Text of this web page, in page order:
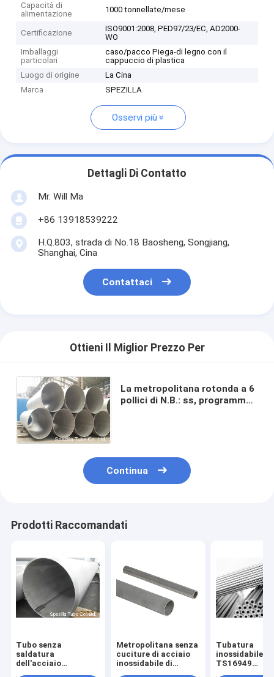
Capacità di
alimentazione
1000 tonnellate/mese
Certificazione
ISO9001:2008, PED97/23/EC, AD2000-
WO
Imballaggi
particolari
caso/pacco Piega-di legno con il
cappuccio di plastica
Luogo di origine
La Cina
Marca
SPEZILLA
Osservi più
Dettagli Di Contatto
Mr. Will Ma
+86 13918539222
H.Q.803, strada di No.18 Baosheng, Songjiang,
Shanghai, Cina
Contattaci
Ottieni Il Miglior Prezzo Per
La metropolitana rotonda a 6
pollici di N.B.: ss, programma
Continua
Prodotti Raccomandati
Tubo senza
saldatura
dell'acciaio
Metropolitana senza
cuciture di acciaio
inossidabile di
Tubatura
inossidabile di
TS16949